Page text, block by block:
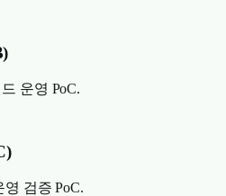
운영 PoC.
검증 PoC.